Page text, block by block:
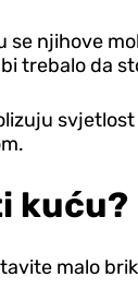
se njihove
trebalo da
kuću?
malo